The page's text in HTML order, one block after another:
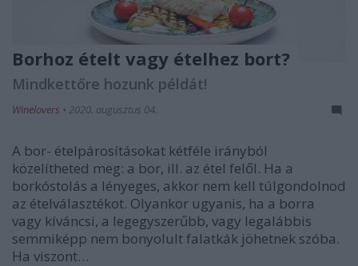
Borhoz ételt vagy ételhez bort?
Mindkettőre hozunk példát!
Winelovers • 2020. augusztus 04.
A bor- ételpárosításokat kétféle irányból
közelítheted meg: a bor, ill. az étel felől. Ha a
borkóstolás a lényeges, akkor nem kell túlgondolnod
az ételválasztékot. Olyankor ugyanis, ha a borra
vagy kíváncsi, a legegyszerűbb, vagy legalábbis
semmiképp nem bonyolult falatkák jöhetnek szóba.
Ha viszont…